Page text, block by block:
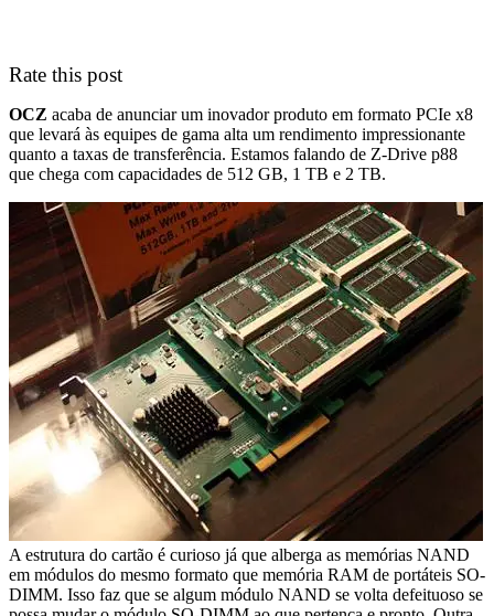
Rate this post
OCZ acaba de anunciar um inovador produto em formato PCIe x8
que levará às equipes de gama alta um rendimento impressionante
quanto a taxas de transferência. Estamos falando de Z-Drive p88
que chega com capacidades de 512 GB, 1 TB e 2 TB.
A estrutura do cartão é curioso já que alberga as memórias NAND
em módulos do mesmo formato que memória RAM de portáteis SO-
DIMM. Isso faz que se algum módulo NAND se volta defeituoso se